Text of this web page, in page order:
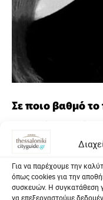
Για να παρέχουμε την
όπως cookies για την
συσκευών. Η συγκατάθεση
να επεξεργαστούμε
Σε ποιο βαθμό
καλλιτεχνικό
Το πάθος και ο έρωτας
θέατρο είναι τα